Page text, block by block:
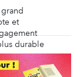
et
durable